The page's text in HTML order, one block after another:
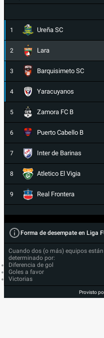
1 Ureña SC
2 Lara
3 Barquisimeto SC
4 Yaracuyanos
5 Zamora FC B
6 Puerto Cabello B
7 Inter de Barinas
8 Atletico El Vigia
9 Real Frontera
Forma de desempate en Liga
Cuando dos (o más) equipos
determinado por:
Diferencia de gol
Goles a favor
Victorias
Provisto